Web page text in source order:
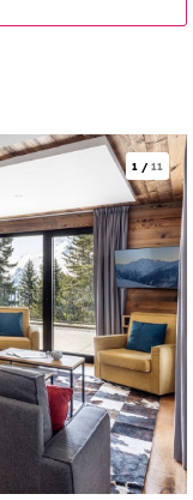
1 / 11